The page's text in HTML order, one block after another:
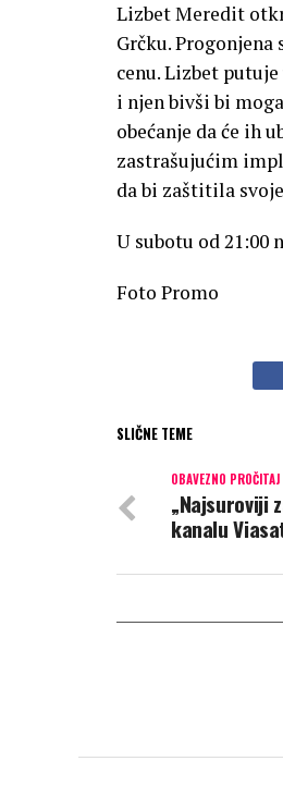
Lizbet Meredit
Grčku.
cenu. Lizbet
i njen bivši bi
obećanje da će ih
zastrašujućim
da bi zaštitila
U subotu od 21:00
Foto Promo
SLIČNE TEME
OBAVEZNO PROČITAJ
„Najsuroviji
kanalu